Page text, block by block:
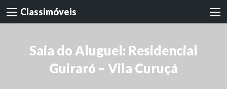
Classimóveis
Saia do Aluguel: Residencial
Guiraró – Vila Curuçá